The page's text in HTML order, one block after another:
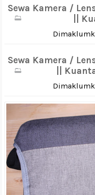
Sewa Kamera /
||
Sewa Kamera /
||